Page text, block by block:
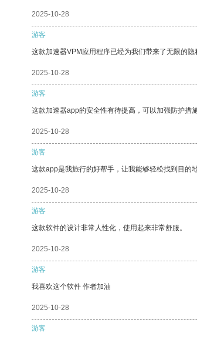
2025-10-28
游客
这款加速器VPM应用程序已经为我们带来了无限的隐
2025-10-28
游客
这款加速器app的安全性有待提高，可以加强防护措
2025-10-28
游客
这款app是我旅行的好帮手，让我能够轻松找到目的
2025-10-28
游客
这款软件的设计非常人性化，使用起来非常舒服。
2025-10-28
游客
我喜欢这个软件 作者加油
2025-10-28
游客